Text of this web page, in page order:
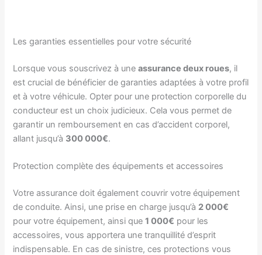
Les garanties essentielles pour votre sécurité
Lorsque vous souscrivez à uneassurance deux roues, il
est crucial de bénéficier de garanties adaptées à votre profil
et à votre véhicule. Opter pour une protection corporelle du
conducteur est un choix judicieux. Cela vous permet de
garantir un remboursement en cas d’accident corporel,
allant jusqu’à 300 000€.
Protection complète des équipements et accessoires
Votre assurance doit également couvrir votre équipement
de conduite. Ainsi, une prise en charge jusqu’à 2 000€
pour votre équipement, ainsi que1 000€ pour les
accessoires, vous apportera une tranquillité d’esprit
indispensable. En cas de sinistre, ces protections vous